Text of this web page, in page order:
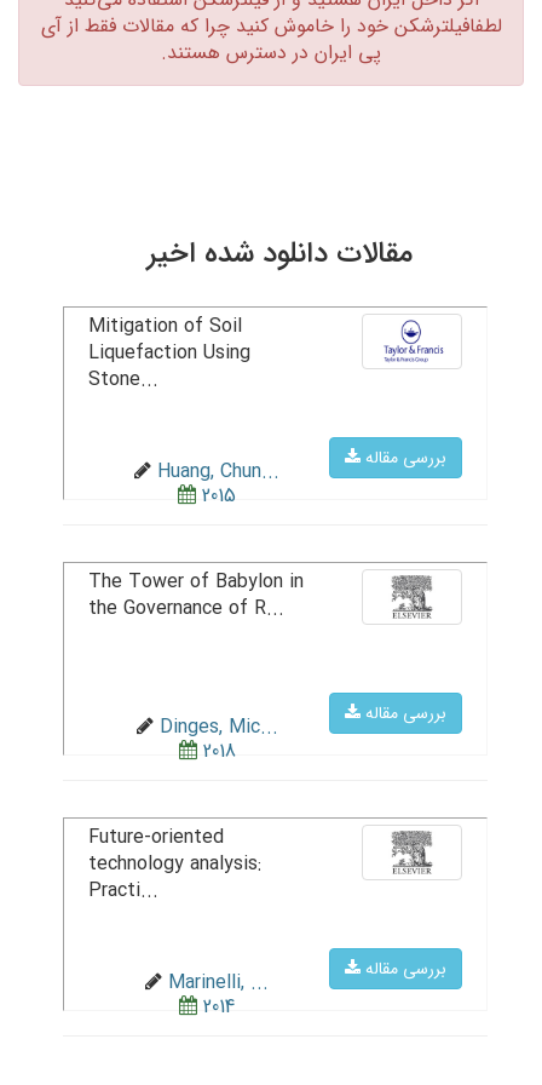
لطفافیلترشکن خود را خاموش کنید چرا که مقالات فقط از آی
پی ایران در دسترس هستند.‏
مقالات دانلود شده اخیر
بررسی مقاله
Mitigation of Soil
Liquefaction Using
Stone...
Huang, Chun...
2015
بررسی مقاله
The Tower of Babylon in
the Governance of R...
Dinges, Mic...
2018
بررسی مقاله
Future-oriented
technology analysis:
Practi...
Marinelli, ...
2014